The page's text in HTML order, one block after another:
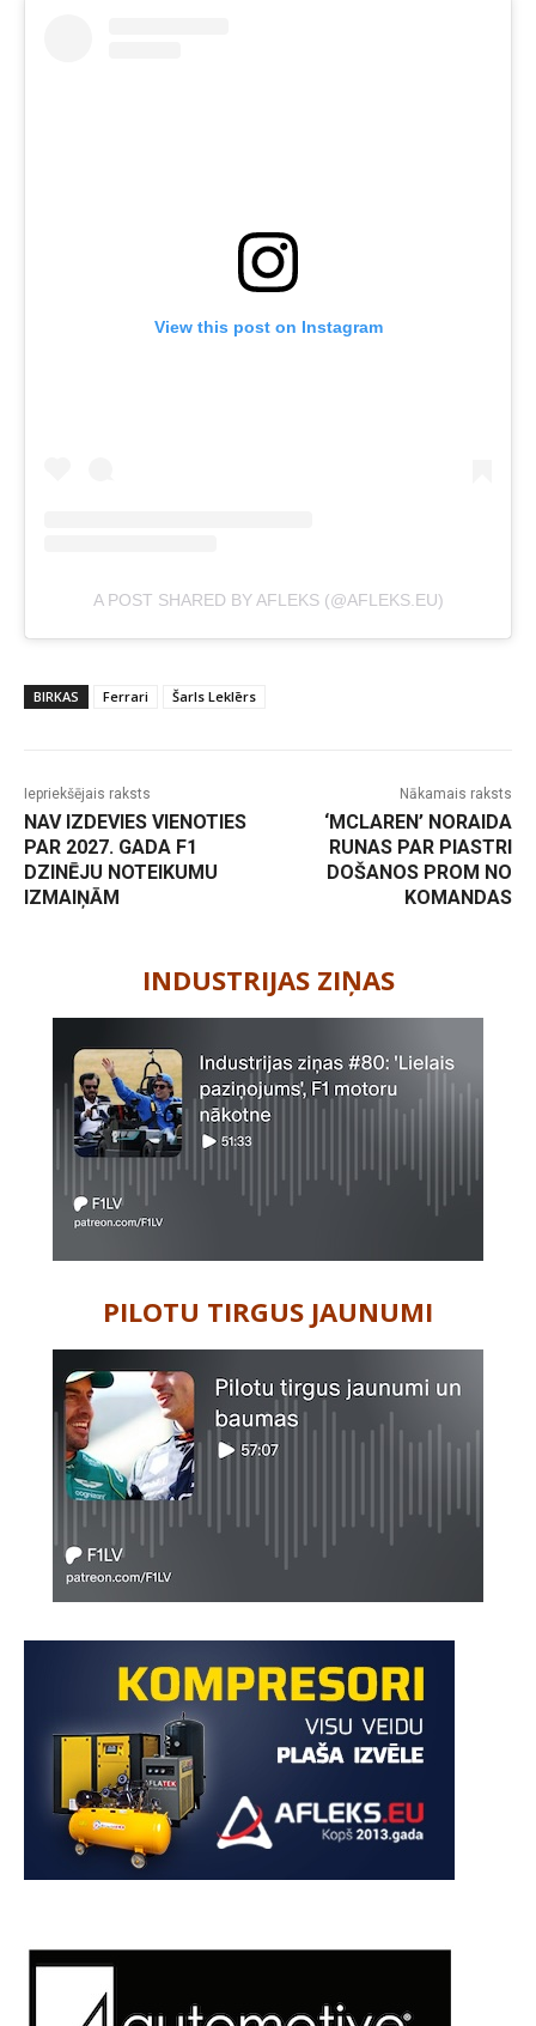
View this post on Instagram
A POST SHARED BY AFLEKS (@AFLEKS.EU)
BIRKAS Ferrari Šarls Leklērs
Iepriekšējais raksts
NAV IZDEVIES VIENOTIES
PAR 2027. GADA F1
DZINĒJU NOTEIKUMU
IZMAIŅĀM
Nākamais raksts
‘MCLAREN’ NORAIDA
RUNAS PAR PIASTRI
DOŠANOS PROM NO
KOMANDAS
INDUSTRIJAS ZIŅAS
PILOTU TIRGUS JAUNUMI